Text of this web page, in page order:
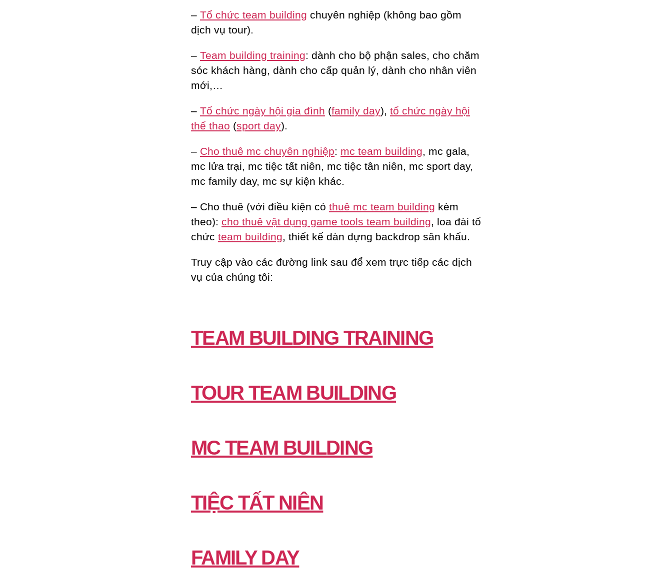
– Tổ chức team building chuyên nghiệp (không bao gồm
dịch vụ tour).
– Team building training: dành cho bộ phận sales, cho chăm
sóc khách hàng, dành cho cấp quản lý, dành cho nhân viên
mới,…
– Tổ chức ngày hội gia đình (family day), tổ chức ngày hội
thể thao (sport day).
– Cho thuê mc chuyên nghiệp: mc team building , mc gala,
mc lửa trại, mc tiệc tất niên, mc tiệc tân niên, mc sport day,
mc family day, mc sự kiện khác.
– Cho thuê (với điều kiện có thuê mc team building kèm
theo): cho thuê vật dụng game tools team building , loa đài tổ
chức team building , thiết kế dàn dựng backdrop sân khấu.
Truy cập vào các đường link sau để xem trực tiếp các dịch
vụ của chúng tôi:
TEAM BUILDING TRAINING
TOUR TEAM BUILDING
MC TEAM BUILDING
TIỆC TẤT NIÊN
FAMILY DAY